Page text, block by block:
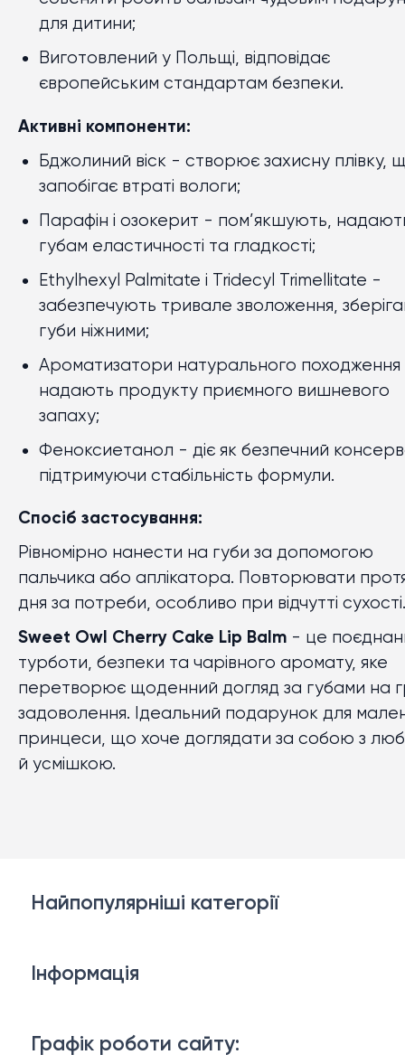
для дитини;
Виготовлений у Польщі, відповідає
європейським стандартам безпеки.
Активні компоненти:
Бджолиний віск - створює захисну плівку,
запобігає втраті вологи;
Парафін і озокерит - пом’якшують,
губам еластичності та гладкості;
Ethylhexyl Palmitate і Tridecyl Trimellitate -
забезпечують тривале зволоження,
губи ніжними;
Ароматизатори натурального
надають продукту приємного вишневого
запаху;
Феноксиетанол - діє як безпечний
підтримуючи стабільність формули.
Спосіб застосування:
Рівномірно нанести на губи за допомогою
пальчика або аплікатора. Повторювати
дня за потреби, особливо при відчутті сухості.
Sweet Owl Cherry Cake Lip Balm - це
турботи, безпеки та чарівного аромату, яке
перетворює щоденний догляд за губами на
задоволення. Ідеальний подарунок для
принцеси, що хоче доглядати за собою з
й усмішкою.
Графік роботи сайту:
Найпопулярніші категорії
Макіяж
Інформація